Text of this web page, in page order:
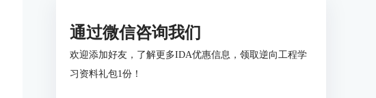
通过微信咨询我们
欢迎添加好友，了解更多IDA优惠信息，领取逆向工程学
习资料礼包1份！